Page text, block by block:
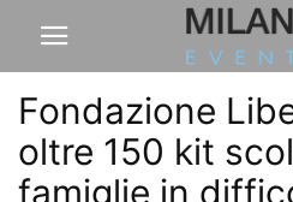
Fondazione
oltre 150 kit
famiglie in